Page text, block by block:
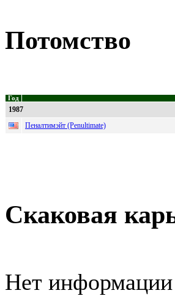
Потомство
Год
1987
Пеналтимэйт (Penultimate)
Скаковая
Нет информации